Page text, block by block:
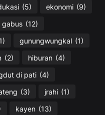
(5) ekonomi (9)
gabus (12)
gunungwungkal (1)
(2) hiburan (4)
di pati (4)
(3) jrahi (1)
kayen (13)